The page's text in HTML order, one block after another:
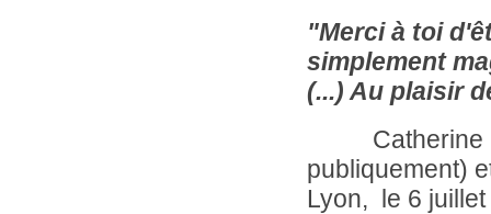
"Merci à toi
simplement
(...) Au plaisir
Catherine
publiquement)
Lyon, le 6